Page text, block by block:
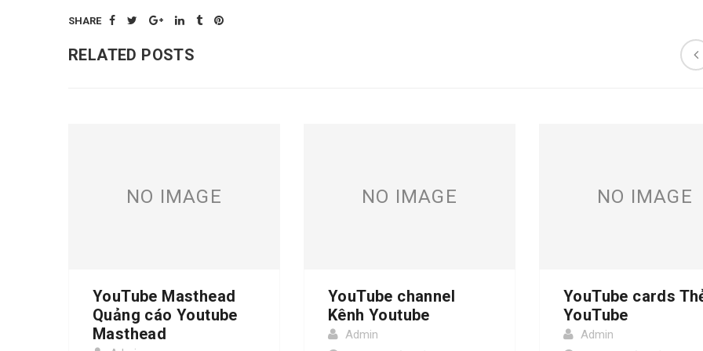
SHARE
RELATED POSTS
NO IMAGE
YouTube Masthead
Quảng cáo Youtube
Masthead
NO IMAGE
YouTube channel
Kênh Youtube
Admin
NO IMAGE
YouTube cards
YouTube
Admin